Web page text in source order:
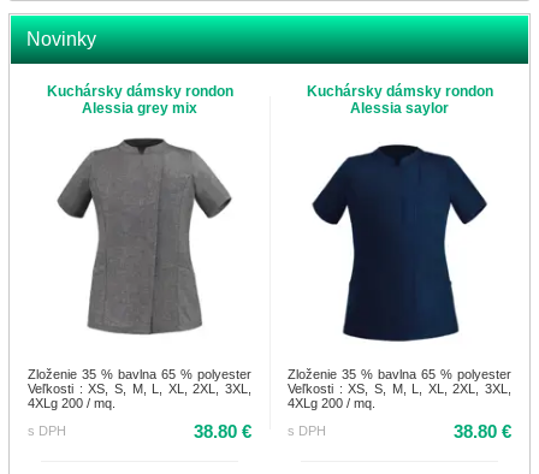
Novinky
Kuchársky dámsky rondon
Alessia grey mix
Zloženie 35 % bavlna 65 % polyester
Veľkosti : XS, S, M, L, XL, 2XL, 3XL,
4XLg 200 / mq.
s DPH
38.80 €
Kuchársky dámsky rondon
Alessia saylor
Zloženie 35 % bavlna 65 % polyester
Veľkosti : XS, S, M, L, XL, 2XL, 3XL,
4XLg 200 / mq.
s DPH
38.80 €